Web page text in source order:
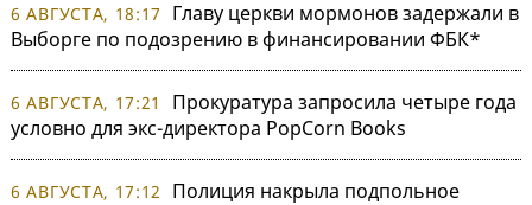
6 АВГУСТА, 18:17
Главу церкви мормонов задержали в
Выборге по подозрению в финансировании ФБК*
6 АВГУСТА, 17:21
Прокуратура запросила четыре года
условно для экс-директора PopCorn Books
6 АВГУСТА, 17:12
Полиция накрыла подпольное